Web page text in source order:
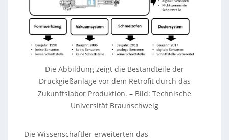
Die Abbildung zeigt die Bestandteile der
Druckgießanlage vor dem Retrofit durch das
Zukunftslabor Produktion. – Bild: Technische
Universität Braunschweig
Die Wissenschaftler erweiterten das